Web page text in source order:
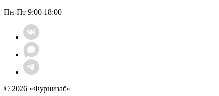
Пн-Пт 9:00-18:00
© 2026 «Фурнизаб»